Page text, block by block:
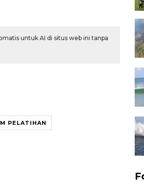
untuk AI di situs web ini tanpa
PELATIHAN